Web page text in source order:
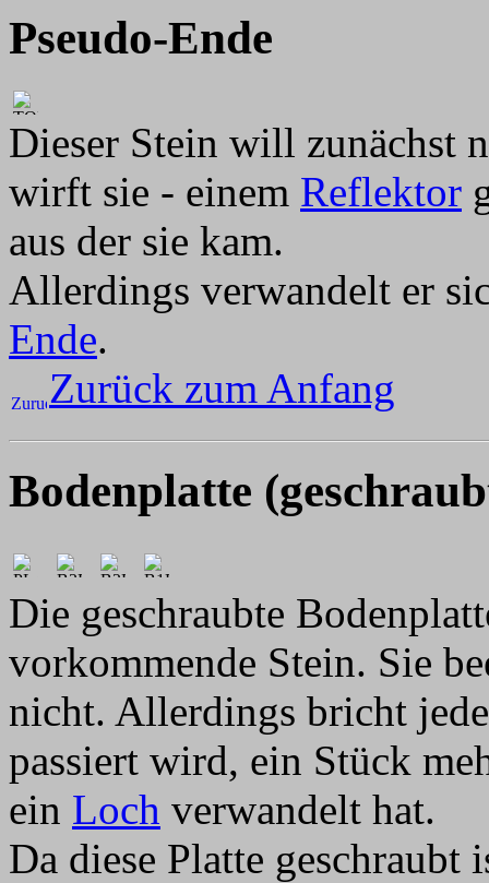
Pseudo-Ende
Dieser Stein will zunächst
wirft sie - einem Reflektor
aus der sie kam.
Allerdings verwandelt er
Ende.
Zurück zum Anfang
Bodenplatte
Die geschraubte
vorkommende Stein. Sie
nicht. Allerdings bricht
passiert wird, ein Stück
ein Loch verwandelt hat.
Da diese Platte geschraubt